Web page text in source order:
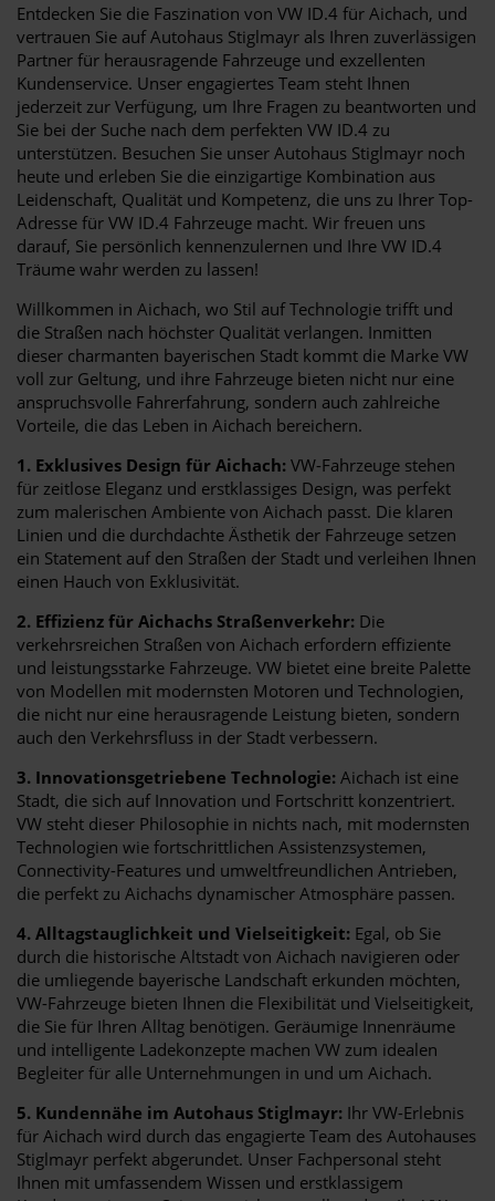
Entdecken Sie die Faszination von VW ID.4 für Aichach, und
vertrauen Sie auf Autohaus Stiglmayr als Ihren zuverlässigen
Partner für herausragende Fahrzeuge und exzellenten
Kundenservice. Unser engagiertes Team steht Ihnen
jederzeit zur Verfügung, um Ihre Fragen zu beantworten und
Sie bei der Suche nach dem perfekten VW ID.4 zu
unterstützen. Besuchen Sie unser Autohaus Stiglmayr noch
heute und erleben Sie die einzigartige Kombination aus
Leidenschaft, Qualität und Kompetenz, die uns zu Ihrer Top-
Adresse für VW ID.4 Fahrzeuge macht. Wir freuen uns
darauf, Sie persönlich kennenzulernen und Ihre VW ID.4
Träume wahr werden zu lassen!
Willkommen in Aichach, wo Stil auf Technologie trifft und
die Straßen nach höchster Qualität verlangen. Inmitten
dieser charmanten bayerischen Stadt kommt die Marke VW
voll zur Geltung, und ihre Fahrzeuge bieten nicht nur eine
anspruchsvolle Fahrerfahrung, sondern auch zahlreiche
Vorteile, die das Leben in Aichach bereichern.
1. Exklusives Design für Aichach: VW-Fahrzeuge stehen
für zeitlose Eleganz und erstklassiges Design, was perfekt
zum malerischen Ambiente von Aichach passt. Die klaren
Linien und die durchdachte Ästhetik der Fahrzeuge setzen
ein Statement auf den Straßen der Stadt und verleihen Ihnen
einen Hauch von Exklusivität.
2. Effizienz für Aichachs Straßenverkehr: Die
verkehrsreichen Straßen von Aichach erfordern effiziente
und leistungsstarke Fahrzeuge. VW bietet eine breite Palette
von Modellen mit modernsten Motoren und Technologien,
die nicht nur eine herausragende Leistung bieten, sondern
auch den Verkehrsfluss in der Stadt verbessern.
3. Innovationsgetriebene Technologie: Aichach ist eine
Stadt, die sich auf Innovation und Fortschritt konzentriert.
VW steht dieser Philosophie in nichts nach, mit modernsten
Technologien wie fortschrittlichen Assistenzsystemen,
Connectivity-Features und umweltfreundlichen Antrieben,
die perfekt zu Aichachs dynamischer Atmosphäre passen.
4. Alltagstauglichkeit und Vielseitigkeit: Egal, ob Sie
durch die historische Altstadt von Aichach navigieren oder
die umliegende bayerische Landschaft erkunden möchten,
VW-Fahrzeuge bieten Ihnen die Flexibilität und Vielseitigkeit,
die Sie für Ihren Alltag benötigen. Geräumige Innenräume
und intelligente Ladekonzepte machen VW zum idealen
Begleiter für alle Unternehmungen in und um Aichach.
5. Kundennähe im Autohaus Stiglmayr: Ihr VW-Erlebnis
für Aichach wird durch das engagierte Team des Autohauses
Stiglmayr perfekt abgerundet. Unser Fachpersonal steht
Ihnen mit umfassendem Wissen und erstklassigem